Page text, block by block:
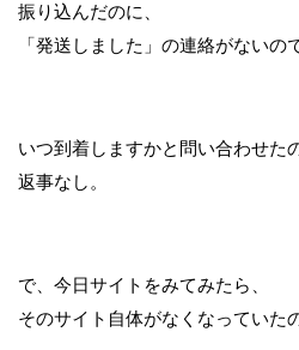
振り込んだのに、
「発送しました」の連絡がないの
いつ到着しますかと問い合わせた
返事なし。
で、今日サイトをみてみたら、
そのサイト自体がなくなっていた